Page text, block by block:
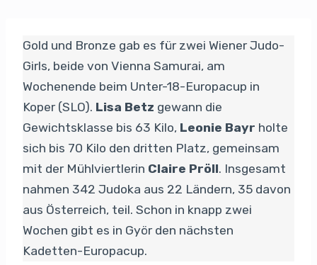
Gold und Bronze gab es für zwei Wiener Judo-
Girls, beide von Vienna Samurai, am
Wochenende beim Unter-18-Europacup in
Koper (SLO). Lisa Betz gewann die
Gewichtsklasse bis 63 Kilo, Leonie Bayr holte
sich bis 70 Kilo den dritten Platz, gemeinsam
mit der Mühlviertlerin Claire Pröll. Insgesamt
nahmen 342 Judoka aus 22 Ländern, 35 davon
aus Österreich, teil. Schon in knapp zwei
Wochen gibt es in Györ den nächsten
Kadetten-Europacup.